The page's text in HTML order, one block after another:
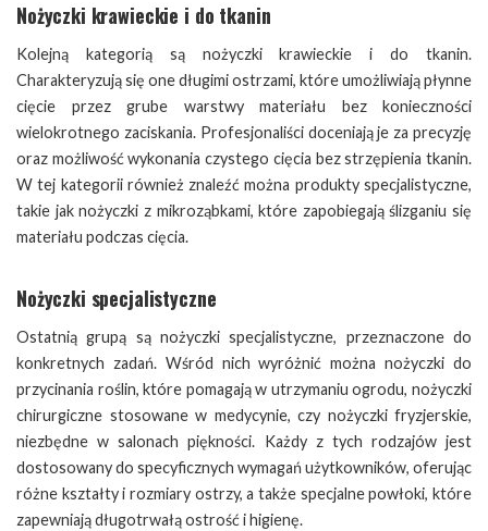
Nożyczki krawieckie i do tkanin
Kolejną kategorią są nożyczki krawieckie i do tkanin.
Charakteryzują się one długimi ostrzami, które umożliwiają płynne
cięcie przez grube warstwy materiału bez konieczności
wielokrotnego zaciskania. Profesjonaliści doceniają je za precyzję
oraz możliwość wykonania czystego cięcia bez strzępienia tkanin.
W tej kategorii również znaleźć można produkty specjalistyczne,
takie jak nożyczki z mikroząbkami, które zapobiegają ślizganiu się
materiału podczas cięcia.
Nożyczki specjalistyczne
Ostatnią grupą są nożyczki specjalistyczne, przeznaczone do
konkretnych zadań. Wśród nich wyróżnić można nożyczki do
przycinania roślin, które pomagają w utrzymaniu ogrodu, nożyczki
chirurgiczne stosowane w medycynie, czy nożyczki fryzjerskie,
niezbędne w salonach piękności. Każdy z tych rodzajów jest
dostosowany do specyficznych wymagań użytkowników, oferując
różne kształty i rozmiary ostrzy, a także specjalne powłoki, które
zapewniają długotrwałą ostrość i higienę.